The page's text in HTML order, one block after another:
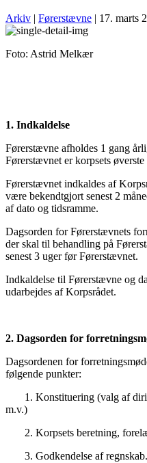
Arkiv | Førerstævne | 17. marts
Foto: Astrid Melkær
1. Indkaldelse
Førerstævne afholdes 1 gang
Førerstævnet er korpsets
Førerstævnet indkaldes af
være bekendtgjort senest 2
af dato og tidsramme.
Dagsorden for Førerstævnets
der skal til behandling på
senest 3 uger før Førerstævnet.
Indkaldelse til Førerstævne og
udarbejdes af Korpsrådet.
2. Dagsorden for
Dagsordenen for
følgende punkter:
1. Konstituering (valg af
m.v.)
2. Korpsets beretning,
3. Godkendelse af regnskab.